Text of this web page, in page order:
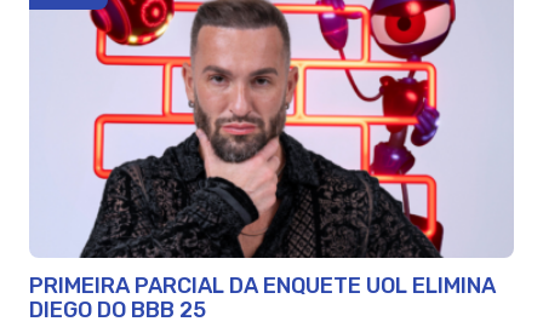
PRIMEIRA PARCIAL DA ENQUETE UOL ELIMINA
DIEGO DO BBB 25